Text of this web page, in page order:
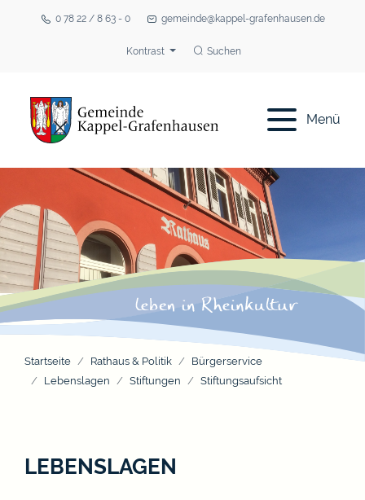
0 78 22 / 8 63 - 0 gemeinde@kappel-grafenhausen.de
Kontrast Suchen
Menü
Startseite Rathaus & Politik
Bürgerservice
Lebenslagen
Stiftungen Stiftungsaufsicht
LEBENSLAGEN